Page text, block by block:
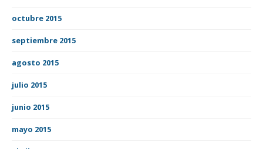
octubre 2015
septiembre 2015
agosto 2015
julio 2015
junio 2015
mayo 2015